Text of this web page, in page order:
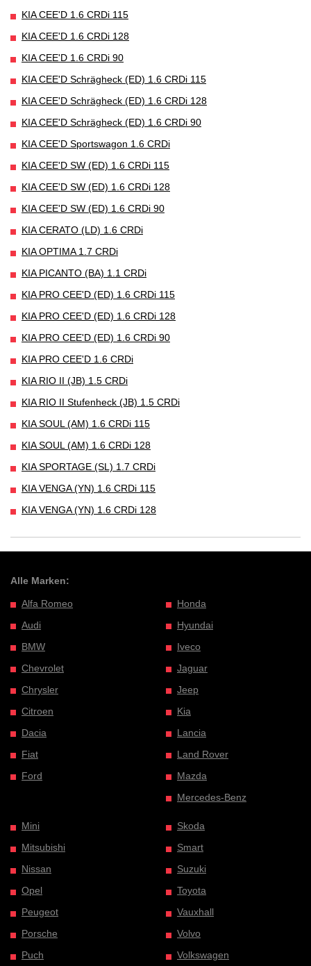
KIA CEE'D 1.6 CRDi 115
KIA CEE'D 1.6 CRDi 128
KIA CEE'D 1.6 CRDi 90
KIA CEE'D Schrägheck (ED) 1.6 CRDi 115
KIA CEE'D Schrägheck (ED) 1.6 CRDi 128
KIA CEE'D Schrägheck (ED) 1.6 CRDi 90
KIA CEE'D Sportswagon 1.6 CRDi
KIA CEE'D SW (ED) 1.6 CRDi 115
KIA CEE'D SW (ED) 1.6 CRDi 128
KIA CEE'D SW (ED) 1.6 CRDi 90
KIA CERATO (LD) 1.6 CRDi
KIA OPTIMA 1.7 CRDi
KIA PICANTO (BA) 1.1 CRDi
KIA PRO CEE'D (ED) 1.6 CRDi 115
KIA PRO CEE'D (ED) 1.6 CRDi 128
KIA PRO CEE'D (ED) 1.6 CRDi 90
KIA PRO CEE'D 1.6 CRDi
KIA RIO II (JB) 1.5 CRDi
KIA RIO II Stufenheck (JB) 1.5 CRDi
KIA SOUL (AM) 1.6 CRDi 115
KIA SOUL (AM) 1.6 CRDi 128
KIA SPORTAGE (SL) 1.7 CRDi
KIA VENGA (YN) 1.6 CRDi 115
KIA VENGA (YN) 1.6 CRDi 128
Alle Marken:
Alfa Romeo
Audi
BMW
Chevrolet
Chrysler
Citroen
Dacia
Fiat
Ford
Honda
Hyundai
Iveco
Jaguar
Jeep
Kia
Lancia
Land Rover
Mazda
Mercedes-Benz
Mini
Mitsubishi
Nissan
Opel
Peugeot
Porsche
Puch
Skoda
Smart
Suzuki
Toyota
Vauxhall
Volvo
Volkswagen